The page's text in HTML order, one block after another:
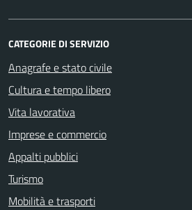
CATEGORIE DI SERVIZIO
Anagrafe e stato civile
Cultura e tempo libero
Vita lavorativa
Imprese e commercio
Appalti pubblici
Turismo
Mobilità e trasporti